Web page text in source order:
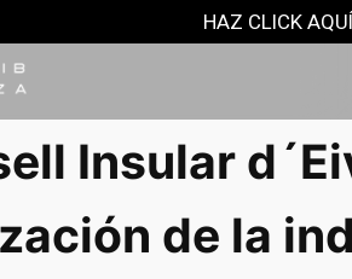
HAZ CLICK
Insular
de la